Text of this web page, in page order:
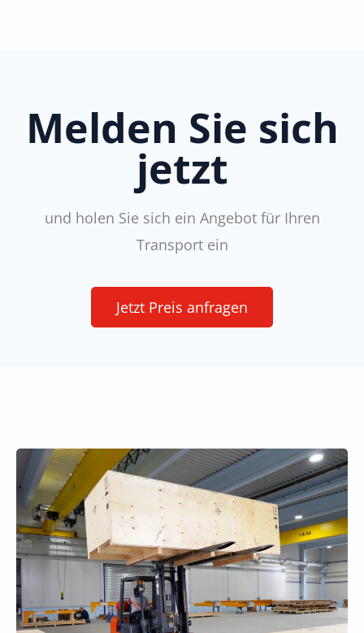
Melden Sie sich
jetzt
und holen Sie sich ein Angebot für Ihren
Transport ein
Jetzt Preis anfragen